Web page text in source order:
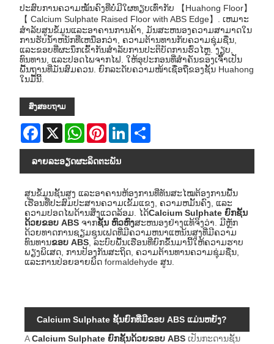
ປະສົບການຄວາມໝັ້ນຄົງທີ່ບໍ່ມີໃຜທຽບເທົ່າກັບ 【Huahong Floor】
【 Calcium Sulphate Raised Floor with ABS Edge】. ເຫມາະ
ສໍາລັບສູນຂໍ້ມູນແລະອາຄານການຄ້າ, ມັນສະຫນອງຄວາມສາມາດໃນ
ການຮັບນ້ໍາຫນັກທີ່ເຫນືອກວ່າ, ຄວາມຕ້ານທານກັບຄວາມຊຸ່ມຊື່ນ,
ແລະຂອບທີ່ຜະນຶກເຂົ້າກັນສໍາລັບການປະຕິບັດການຮົ່ວໄຫຼ. ງຽບ,
ທົນທານ, ແລະປອດໄພຈາກໄຟ. ໃຫ້ອຸປະກອນທີ່ສໍາຄັນຂອງເຈົ້າເປັນ
ພື້ນຖານທີ່ມັນສົມຄວນ. ຍົກລະດັບຄວາມໜ້າເຊື່ອຖືຂອງຊັ້ນ Huahong
ໃນມື້ນີ້.
ສົ່ງສອບຖາມ
Facebook
X WhatsAppPinterestLinkedIn
ລາຍ​ລະ​ອຽດ​ຜະ​ລິດ​ຕະ​ພັນ
ສູນຂໍ້ມູນຊັ້ນສູງ ແລະອາຄານຫ້ອງການທີ່ທັນສະໄໝຕ້ອງການພື້ນ
ເຮືອນທີ່ປະສົມປະສານຄວາມເຂັ້ມແຂງ, ຄວາມຫມັ້ນຄົງ, ແລະ
ຄວາມປອດໄພດ້ານສິ່ງແວດລ້ອມ. ໄດ້Calcium Sulphate ຍົກຊັ້ນ
ດ້ວຍຂອບ ABS ຈາກຊັ້ນ ຫົວຫົງສະຫນອງຢ່າງແທ້ຈິງວ່າ. ມີຫຼັກ
ດ້ວຍທາດການຊຽມຊູນເຟດທີ່ມີຄວາມຫນາແຫນ້ນສູງທີ່ມີຄວາມ
ທົນທານຂອບ ABS , ລະບົບພື້ນເຮືອນທີ່ຍົກຂຶ້ນມານີ້ໃຫ້ຄວາມຮາບ
ພຽງພິເສດ, ການປ້ອງກັນສະຖິດ, ຄວາມຕ້ານທານຄວາມຊຸ່ມຊື່ນ,
ແລະການປ່ອຍອາຍພິດ formaldehyde ສູນ.
Calcium Sulphate ຊັ້ນຍົກທີ່ມີຂອບ ABS ແມ່ນຫຍັງ?
ACalcium Sulphate ຍົກຊັ້ນດ້ວຍຂອບ ABS ເປັນກະດານຊັ້ນ